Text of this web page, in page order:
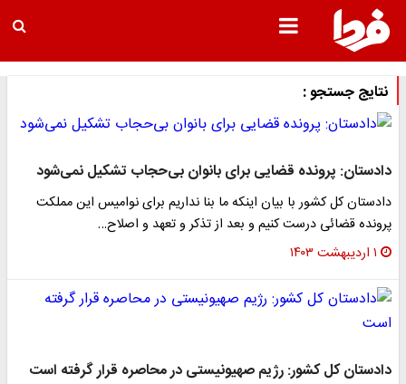
نتایج جستجو :
دادستان: پرونده قضایی برای بانوان بی‌حجاب تشکیل نمی‌شود
دادستان کل کشور با بیان اینکه ما بنا نداریم برای نوامیس این مملکت
پرونده قضائی درست کنیم و بعد از تذکر و تعهد و اصلاح…
۱ اردیبهشت ۱۴۰۳
دادستان کل کشور: رژیم صهیونیستی در محاصره قرار گرفته است